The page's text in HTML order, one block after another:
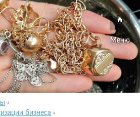
Меню
›
бизнеса ›